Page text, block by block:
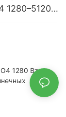
1280–5120